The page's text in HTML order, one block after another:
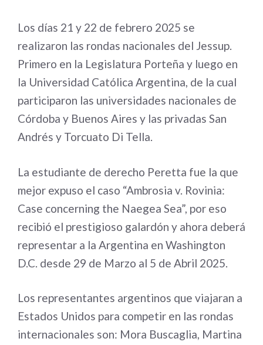
Los días 21 y 22 de febrero 2025 se
realizaron las rondas nacionales del Jessup.
Primero en la Legislatura Porteña y luego en
la Universidad Católica Argentina, de la cual
participaron las universidades nacionales de
Córdoba y Buenos Aires y las privadas San
Andrés y Torcuato Di Tella.
La estudiante de derecho Peretta fue la que
mejor expuso el caso “Ambrosia v. Rovinia:
Case concerning the Naegea Sea”, por eso
recibió el prestigioso galardón y ahora deberá
representar a la Argentina en Washington
D.C. desde 29 de Marzo al 5 de Abril 2025.
Los representantes argentinos que viajaran a
Estados Unidos para competir en las rondas
internacionales son: Mora Buscaglia, Martina